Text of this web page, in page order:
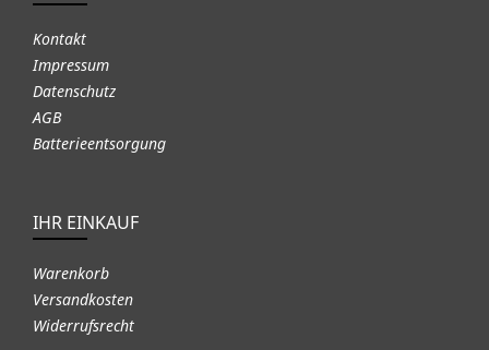
Kontakt
Impressum
Datenschutz
AGB
Batterieentsorgung
IHR EINKAUF
Warenkorb
Versandkosten
Widerrufsrecht